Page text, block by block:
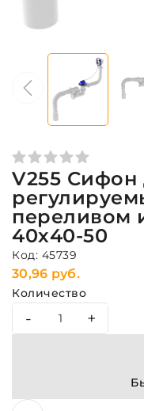
V255 Сифон
переливом
40х40-50
Код: 45739
30,96 руб.
Количество
- +